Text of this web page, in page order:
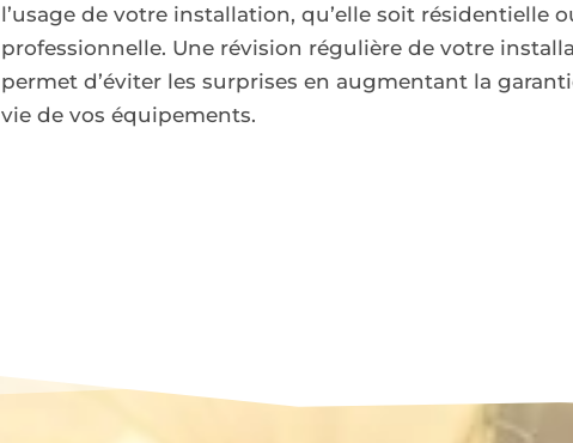
l’usage de votre installation, qu’elle soit résidentielle
professionnelle. Une révision régulière de votre
permet d’éviter les surprises en augmentant la
vie de vos équipements.